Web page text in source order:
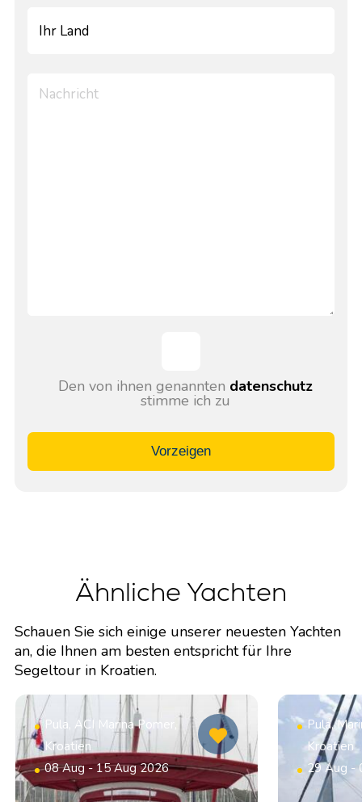
Den von ihnen genannten datenschutz
stimme ich zu
Vorzeigen
Ähnliche Yachten
Schauen Sie sich einige unserer neuesten Yachten
an, die Ihnen am besten entspricht für Ihre
Segeltour in Kroatien.
Pula, ACI Marina Pomer,
Kroatien
08 Aug - 15 Aug 2026
Pula,
Kroatien
29 Aug -